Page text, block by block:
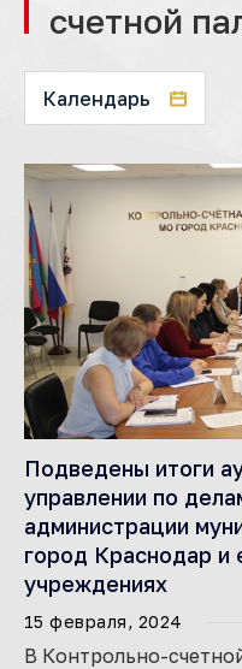
счетной
Календарь
Подведены итоги
управлении по
администрации
город Краснодар и
учреждениях
15 февраля, 2024
В Контрольно-